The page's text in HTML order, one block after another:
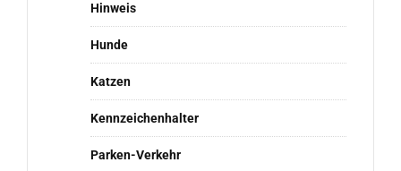
Hinweis
Hunde
Katzen
Kennzeichenhalter
Parken-Verkehr